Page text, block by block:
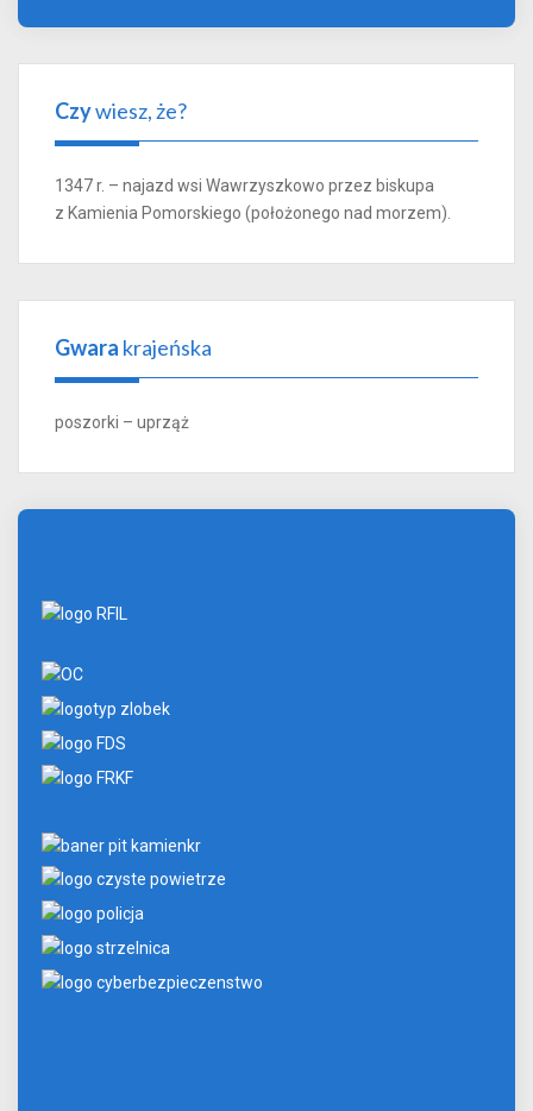
Czywiesz, że?
1347 r. – najazd wsi Wawrzyszkowo przez biskupa
z Kamienia Pomorskiego (położonego nad morzem).
Gwara krajeńska
poszorki – uprząż